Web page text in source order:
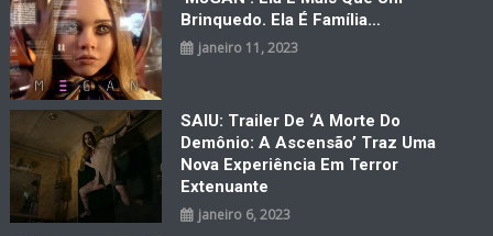
Brinquedo. Ela É Família…
janeiro 11, 2023
SAIU: Trailer De ‘A Morte Do
Demônio: A Ascensão’ Traz Uma
Nova Experiência Em Terror
Extenuante
janeiro 6, 2023